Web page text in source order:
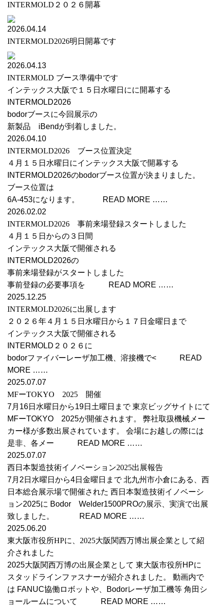
INTERMOLD２０２６開幕
2026.04.14
INTERMOLD2026明日開幕です
2026.04.13
INTERMOLD ブース準備中です
インテックス大阪で１５日水曜日にに開幕する
INTERMOLD2026
bodorブースに今回展示の
新製品 iBendが到着しました。
2026.04.10
INTERMOLD2026 ブース位置決定
４月１５日水曜日にインテックス大阪で開幕する
INTERMOLD2026のbodorブース位置が決まりました。
ブース位置は
6A-453になります。 READ MORE ……
2026.02.02
INTERMOLD2026 事前来場登録スタートしました
４月１５日からの３日間
インテックス大阪で開催される
INTERMOLD2026の
事前来場登録がスタートしました
事前登録の必要事項を READ MORE ……
2025.12.25
INTERMOLD2026に出展します
２０２６年４月１５日水曜日から１７日金曜日まで
インテックス大阪で開催される
INTERMOLD２０２６に
bodorファイバーレーザ加工機、溶接機で< READ
MORE ……
2025.07.07
MFーTOKYO 2025 開催
7月16日水曜日から19日土曜日まで 東京ビッグサイトにて
MFーTOKYO 2025が開催されます。 弊社取扱機械メー
カー様が多数出展されています。 会場にお越しの際には
是非、各メー READ MORE ……
2025.07.07
西日本製造技術イノベーション2025出展報告
7月2日水曜日から4日金曜日まで 北九州市小倉にある、西
日本総合展示場で開催された 西日本製造技術イノベーシ
ョン2025に Bodor Welder1500PROの展示、実演で出展
致しました。 READ MORE ……
2025.06.20
東大阪市役所HPに、2025大阪関西万博出展企業として紹
介されました
2025大阪関西万博の出展企業として 東大阪市役所HPに
スタッドラインファスナーが紹介されました。 動画内で
は FANUC協働ロボットや、Bodorレーザ加工機等 角田シ
ョールームについて READ MORE ……